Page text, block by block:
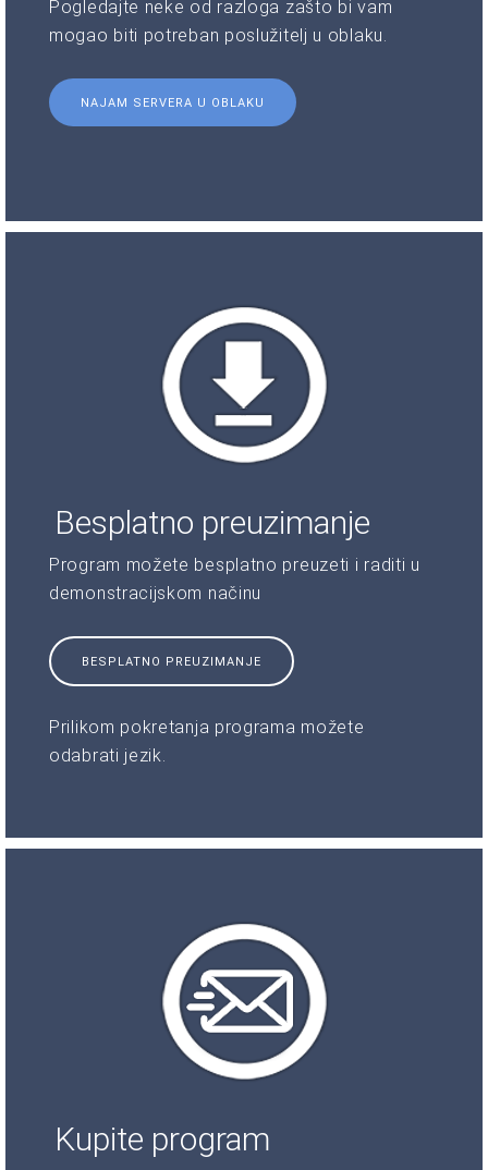
Pogledajte neke od razloga zašto bi vam
mogao biti potreban poslužitelj u oblaku.
NAJAM SERVERA U OBLAKU
Besplatno preuzimanje
Program možete besplatno preuzeti i raditi u
demonstracijskom načinu
BESPLATNO PREUZIMANJE
Prilikom pokretanja programa možete
odabrati jezik.
Kupite program